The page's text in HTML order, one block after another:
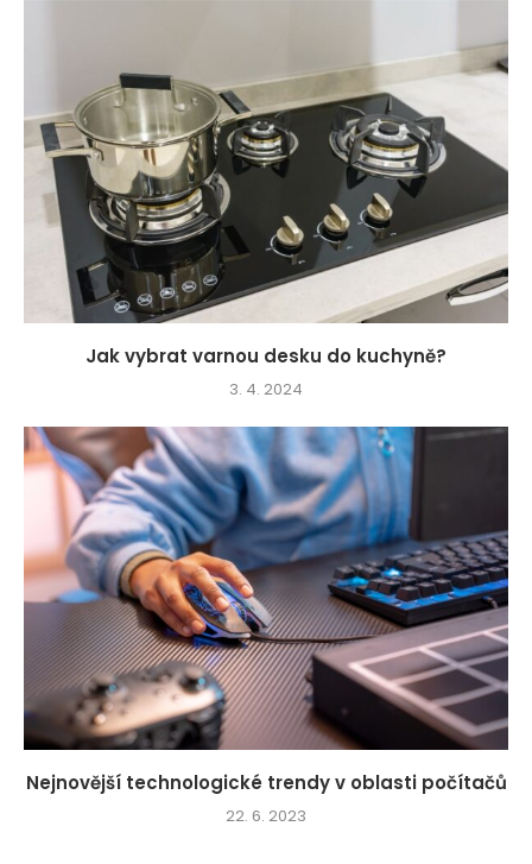
Jak vybrat varnou desku do kuchyně?
3. 4. 2024
Nejnovější technologické trendy v oblasti počítačů
22. 6. 2023